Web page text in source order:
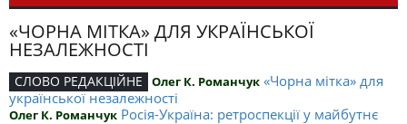
«ЧОРНА МІТКА» ДЛЯ УКРАЇНСЬКОЇ
НЕЗАЛЕЖНОСТІ
СЛОВО РЕДАКЦІЙНЕ Олег К. Романчук «Чорна мітка» для
української незалежності
Олег К. Романчук Росія-Україна: ретроспекції у майбутнє